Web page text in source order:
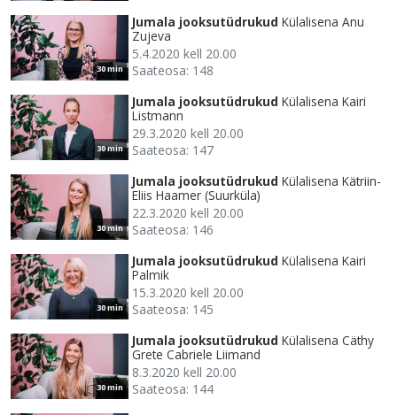
30 min
Jumala jooksutüdrukud Külalisena Anu
Zujeva
5.4.2020 kell 20.00
Saateosa: 148
30 min
Jumala jooksutüdrukud Külalisena Kairi
Listmann
29.3.2020 kell 20.00
Saateosa: 147
30 min
Jumala jooksutüdrukud Külalisena Kätriin-
Eliis Haamer (Suurküla)
22.3.2020 kell 20.00
Saateosa: 146
30 min
Jumala jooksutüdrukud Külalisena Kairi
Palmik
15.3.2020 kell 20.00
Saateosa: 145
30 min
Jumala jooksutüdrukud Külalisena Cäthy
Grete Cabriele Liimand
8.3.2020 kell 20.00
Saateosa: 144